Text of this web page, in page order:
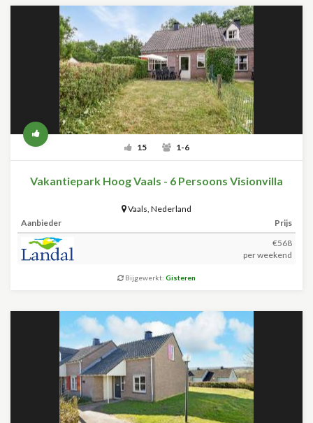
15 1-6
Vakantiepark Hoog Vaals - 6 Persoons Visionvilla
Vaals, Nederland
Aanbieder
Prijs
€568
per weekend
Bijgewerkt: Gisteren